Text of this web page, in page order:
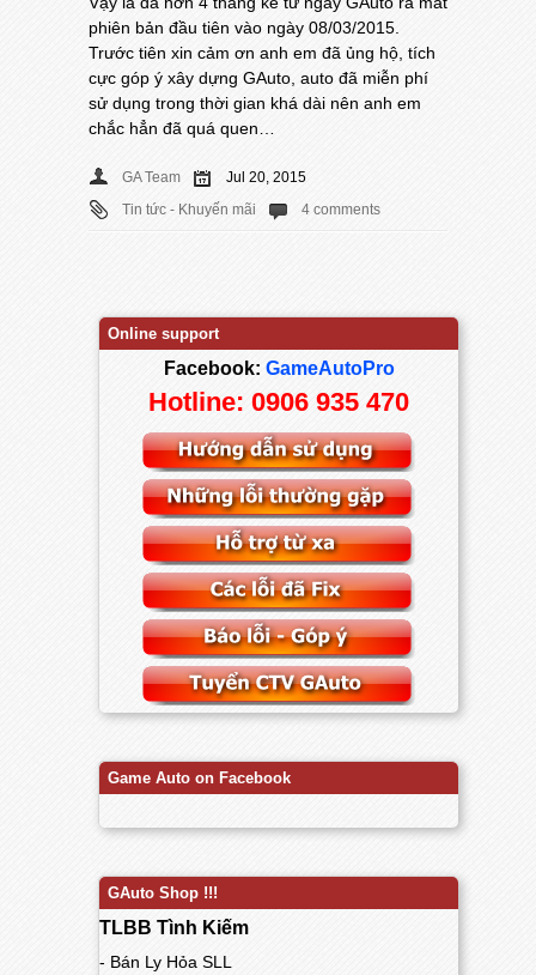
phiên bản đầu tiên vào ngày 08/03/2015.
Trước tiên xin cảm ơn anh em đã ủng hộ, tích
cực góp ý xây dựng GAuto, auto đã miễn phí
sử dụng trong thời gian khá dài nên anh em
chắc hẳn đã quá quen…
GA Team
Jul 20, 2015
Tin tức - Khuyến mãi
4 comments
Online support
Facebook: GameAutoPro
Hotline: 0906 935 470
Game Auto on Facebook
GAuto Shop !!!
TLBB Tình Kiếm
- Bán Ly Hỏa SLL